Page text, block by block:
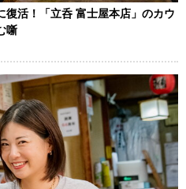
復活！「立呑 富士屋本店」のカウ
噺